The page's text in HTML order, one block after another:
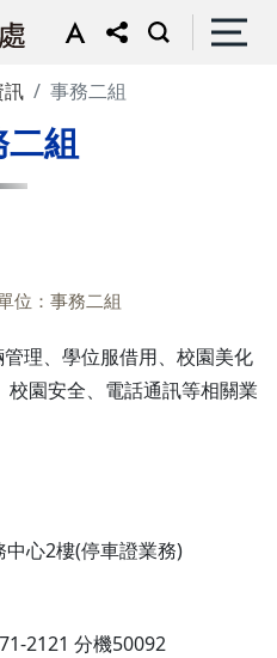
訊 事務二組
組
位：事務二組
理、學位服借用、校園美化
園安全、電話通訊等相關業
心2樓(停車證業務)
2121 分機50092